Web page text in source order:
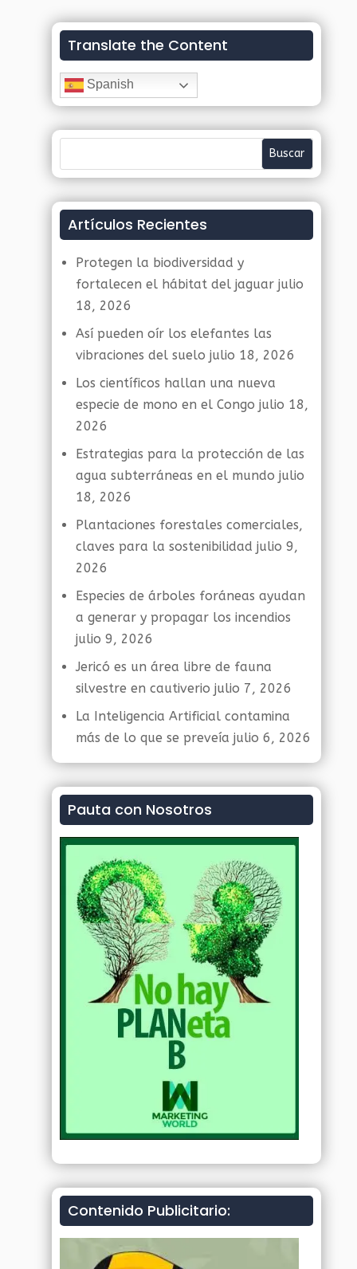
Translate the Content
Spanish
Artículos Recientes
Protegen la biodiversidad y
fortalecen el hábitat del jaguar julio
18, 2026
Así pueden oír los elefantes las
vibraciones del suelo julio 18, 2026
Los científicos hallan una nueva
especie de mono en el Congo julio 18,
2026
Estrategias para la protección de las
agua subterráneas en el mundo julio
18, 2026
Plantaciones forestales comerciales,
claves para la sostenibilidad julio 9,
2026
Especies de árboles foráneas ayudan
a generar y propagar los incendios
julio 9, 2026
Jericó es un área libre de fauna
silvestre en cautiverio julio 7, 2026
La Inteligencia Artificial contamina
más de lo que se preveía julio 6, 2026
Pauta con Nosotros
Contenido Publicitario: